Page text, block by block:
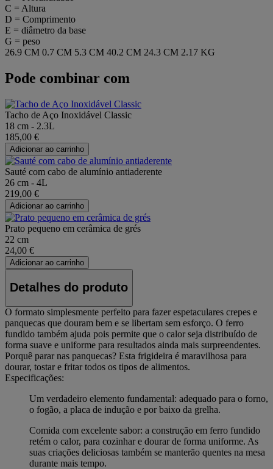
C = Altura
D = Comprimento
E = diâmetro da base
G = peso
26.9 CM 0.7 CM 5.3 CM 40.2 CM 24.3 CM 2.17 KG
Pode combinar com
Tacho de Aço Inoxidável Classic
18 cm - 2.3L
185,00 €
Adicionar ao carrinho
Sauté com cabo de alumínio antiaderente
26 cm - 4L
219,00 €
Adicionar ao carrinho
Prato pequeno em cerâmica de grés
22 cm
24,00 €
Adicionar ao carrinho
Detalhes do produto
O formato simplesmente perfeito para fazer espetaculares crepes e
panquecas que douram bem e se libertam sem esforço. O ferro
fundido também ajuda pois permite que o calor seja distribuído de
forma suave e uniforme para resultados ainda mais surpreendentes.
Porquê parar nas panquecas? Esta frigideira é maravilhosa para
dourar, tostar e fritar todos os tipos de alimentos.
Especificações:
Um verdadeiro elemento fundamental: adequado para o forno,
o fogão, a placa de indução e por baixo da grelha.
Comida com excelente sabor: a construção em ferro fundido
retém o calor, para cozinhar e dourar de forma uniforme. As
suas criações deliciosas também se manterão quentes na mesa
durante mais tempo.